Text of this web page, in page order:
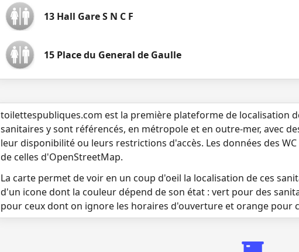
13 Hall Gare S N C F
15 Place du General de Gaulle
toilettespubliques.com est la première plateforme de localisation
sanitaires y sont référencés, en métropole et en outre-mer, avec
leur disponibilité ou leurs restrictions d'accès. Les données des
de celles d'OpenStreetMap.
La carte permet de voir en un coup d'oeil la localisation de ces
d'un icone dont la couleur dépend de son état : vert pour des
pour ceux dont on ignore les horaires d'ouverture et orange pour